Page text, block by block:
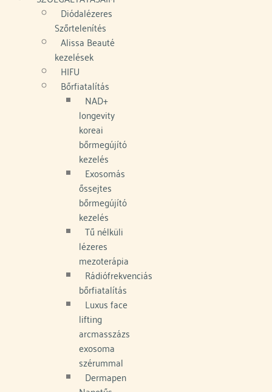
Diódalézeres
Szőrtelenítés
Alissa Beauté
kezelések
HIFU
Bőrfiatalítás
NAD+
longevity
koreai
bőrmegújító
kezelés
Exosomás
őssejtes
bőrmegújító
kezelés
Tű nélküli
lézeres
mezoterápia
Rádiófrekvenciás
bőrfiatalítás
Luxus face
lifting
arcmasszázs
exosoma
szérummal
Dermapen